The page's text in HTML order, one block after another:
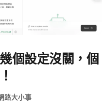
個設定沒關，個
路大小事